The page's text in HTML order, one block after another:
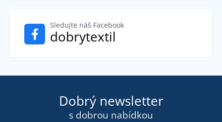
Sledujte náš Facebook
dobrytextil
Dobrý newsletter
s dobrou nabídkou